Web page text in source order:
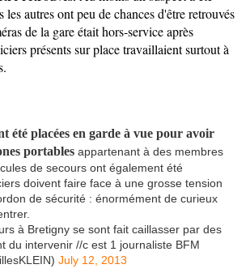
les autres ont peu de chances d'être retrouvés
de la gare était hors-service après
présents sur place travaillaient surtout à
été placées en garde à vue pour avoir
portables appartenant à des membres
de secours ont également été
doivent faire face à une grosse tension
de sécurité : énormément de curieux
à Bretigny se sont fait caillasser par des
du intervenir //c est 1 journaliste BFM
July 12, 2013